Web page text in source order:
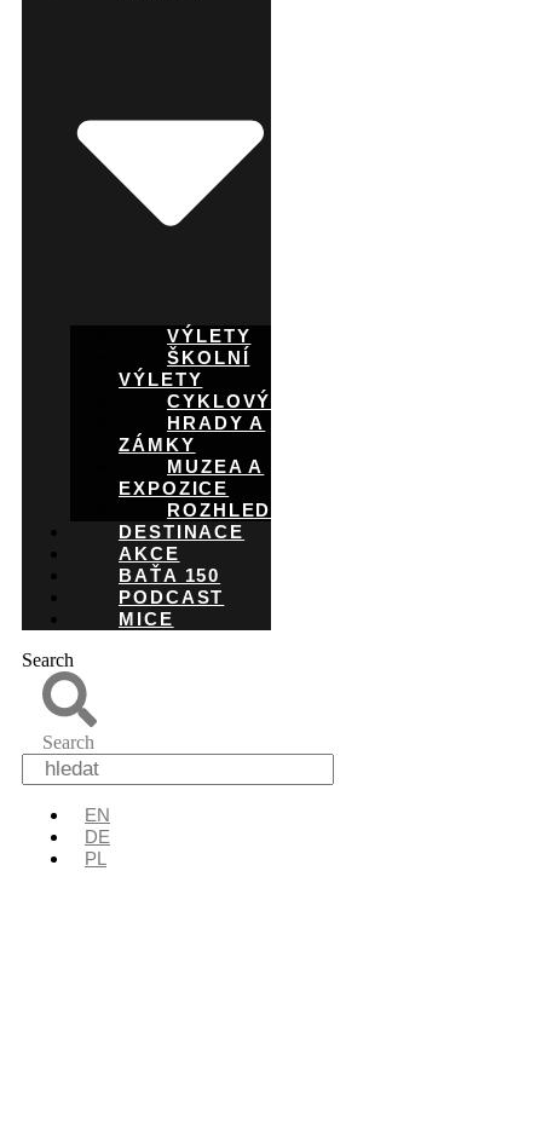
VÝLETY
ŠKOLNÍ
VÝLETY
CYKLOVÝLETY
HRADY A
ZÁMKY
MUZEA A
EXPOZICE
ROZHLEDNY
DESTINACE
AKCE
BAŤA 150
PODCAST
MICE
Search
Search
EN
DE
PL